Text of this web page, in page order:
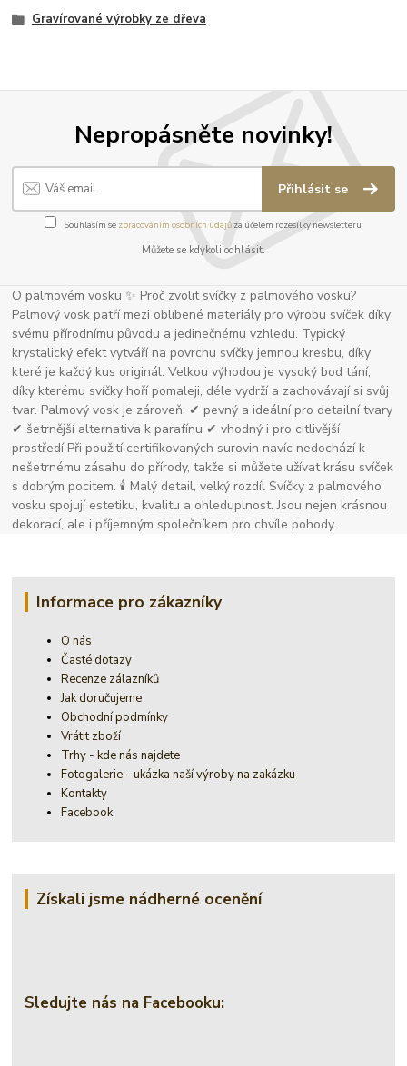
Gravírované výrobky ze dřeva
Nepropásněte novinky!
Přihlásit se
Souhlasím se zpracováním osobních údajůza účelem rozesílky newsletteru.
Můžete se kdykoli odhlásit.
O palmovém vosku ✨ Proč zvolit svíčky z palmového vosku?
Palmový vosk patří mezi oblíbené materiály pro výrobu svíček díky
svému přírodnímu původu a jedinečnému vzhledu. Typický
krystalický efekt vytváří na povrchu svíčky jemnou kresbu, díky
které je každý kus originál. Velkou výhodou je vysoký bod tání,
díky kterému svíčky hoří pomaleji, déle vydrží a zachovávají si svůj
tvar. Palmový vosk je zároveň: ✔ pevný a ideální pro detailní tvary
✔ šetrnější alternativa k parafínu ✔ vhodný i pro citlivější
prostředí Při použití certifikovaných surovin navíc nedochází k
nešetrnému zásahu do přírody, takže si můžete užívat krásu svíček
s dobrým pocitem. 🕯 Malý detail, velký rozdíl Svíčky z palmového
vosku spojují estetiku, kvalitu a ohleduplnost. Jsou nejen krásnou
dekorací, ale i příjemným společníkem pro chvíle pohody.
Informace pro zákazníky
O nás
Časté dotazy
Recenze zálazníků
Jak doručujeme
Obchodní podmínky
Vrátit zboží
Trhy - kde nás najdete
Fotogalerie - ukázka naší výroby na zakázku
Kontakty
Facebook
Získali jsme nádherné ocenění
Sledujte nás na Facebooku: